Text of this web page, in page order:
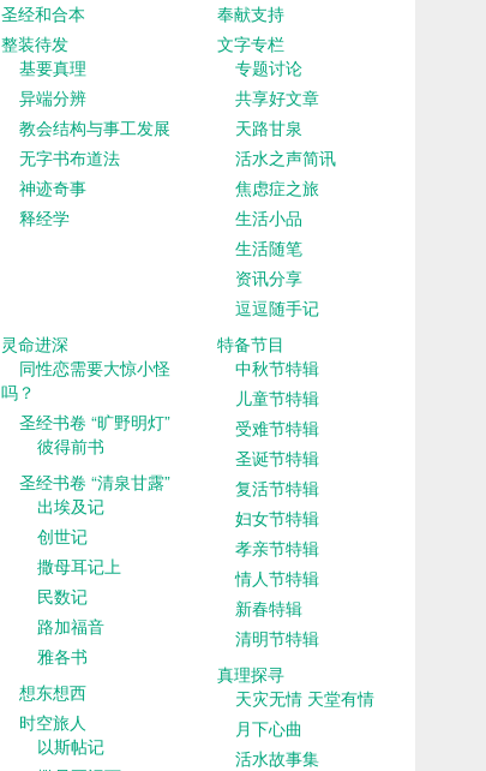
圣经和合本
奉献支持
整装待发
基要真理
异端分辨
教会结构与事工发展
无字书布道法
神迹奇事
释经学
文字专栏
专题讨论
共享好文章
天路甘泉
活水之声简讯
焦虑症之旅
生活小品
生活随笔
资讯分享
逗逗随手记
灵命进深
同性恋需要大惊小怪
吗？
圣经书卷 “旷野明灯”
彼得前书
圣经书卷 “清泉甘露”
出埃及记
创世记
撒母耳记上
民数记
路加福音
雅各书
想东想西
时空旅人
以斯帖记
特备节目
中秋节特辑
儿童节特辑
受难节特辑
圣诞节特辑
复活节特辑
妇女节特辑
孝亲节特辑
情人节特辑
新春特辑
清明节特辑
真理探寻
天灾无情 天堂有情
月下心曲
活水故事集